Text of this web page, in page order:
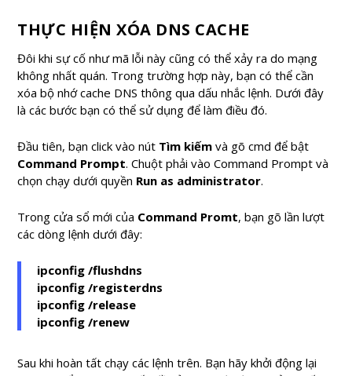
THỰC HIỆN XÓA DNS CACHE
Đôi khi sự cố như mã lỗi này cũng có thể xảy ra do mạng
không nhất quán. Trong trường hợp này, bạn có thể cần
xóa bộ nhớ cache DNS thông qua dấu nhắc lệnh. Dưới đây
là các bước bạn có thể sử dụng để làm điều đó.
Đầu tiên, bạn click vào nút Tìm kiếm và gõ cmd để bật
Command Prompt. Chuột phải vào Command Prompt và
chọn chạy dưới quyền Run as administrator.
Trong cửa sổ mới của Command Promt, bạn gõ lần lượt
các dòng lệnh dưới đây:
ipconfig /flushdns
ipconfig /registerdns
ipconfig /release
ipconfig /renew
Sau khi hoàn tất chạy các lệnh trên. Bạn hãy khởi động lại